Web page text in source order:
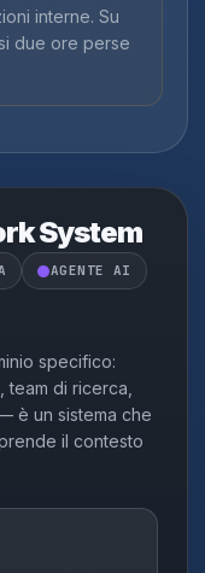
interne. Su
due ore perse
System
AGENTE AI
specifico:
di ricerca,
è un sistema che
il contesto